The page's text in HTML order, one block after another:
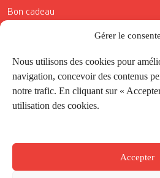
Gérer le
Nous utilisons des cookies pour
navigation, concevoir des contenus
notre trafic. En cliquant sur «
utilisation des cookies.
Accepter
Bon cadeau
Conditions générales de vente
Réductions de la Carte Côté Courrier
Application